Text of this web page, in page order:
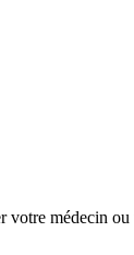
votre médecin